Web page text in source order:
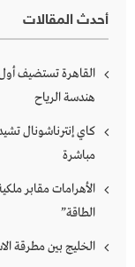
أحدث المقالات
القاهرة تستضيف أول
هندسة الرياح
كاي إنترناشونال
مباشرة
الأهرامات مقابر
الطاقة”
الخليج بين مطرقة